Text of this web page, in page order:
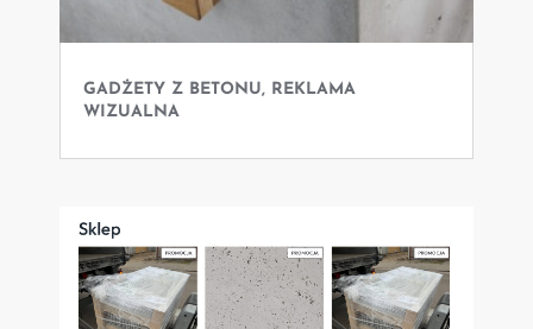
GADŻETY Z BETONU, REKLAMA
WIZUALNA